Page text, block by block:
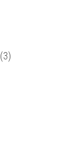
(3)